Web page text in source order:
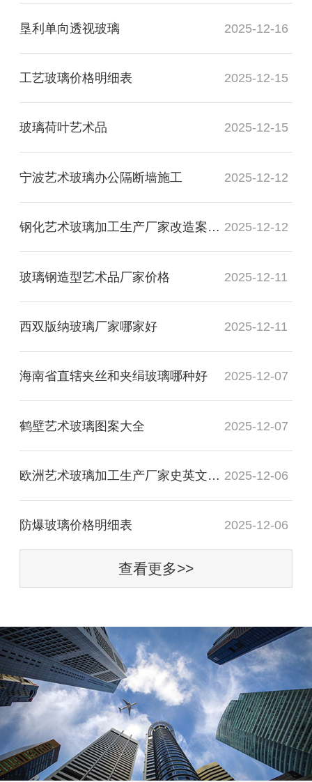
垦利单向透视玻璃 2025-12-16
工艺玻璃价格明细表 2025-12-15
玻璃荷叶艺术品 2025-12-15
宁波艺术玻璃办公隔断墙施工 2025-12-12
钢化艺术玻璃加工生产厂家改造案例图 2025-12-12
玻璃钢造型艺术品厂家价格 2025-12-11
西双版纳玻璃厂家哪家好 2025-12-11
海南省直辖夹丝和夹绢玻璃哪种好 2025-12-07
鹤壁艺术玻璃图案大全 2025-12-07
欧洲艺术玻璃加工生产厂家史英文名词解释 2025-12-06
防爆玻璃价格明细表 2025-12-06
查看更多>>